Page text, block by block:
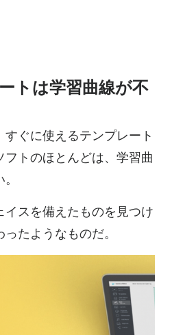
トは学習曲線が不
ぐに使えるテンプレート
フトのほとんどは、学習曲
イスを備えたものを見つけ
たようなものだ。